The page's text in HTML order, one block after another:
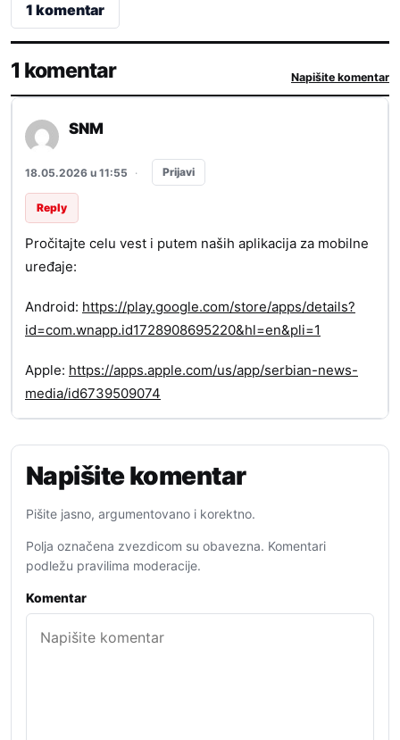
1 komentar
1 komentar Napišite komentar
SNM
18.05.2026 u 11:55 · Prijavi
Reply
Pročitajte celu vest i putem naših aplikacija za mobilne
uređaje:
Android: https://play.google.com/store/apps/details?
id=com.wnapp.id1728908695220&hl=en&pli=1
Apple: https://apps.apple.com/us/app/serbian-news-
media/id6739509074
Napišite komentar
Pišite jasno, argumentovano i korektno.
Polja označena zvezdicom su obavezna. Komentari
podležu pravilima moderacije.
Komentar